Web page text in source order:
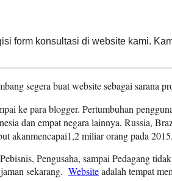
form konsultasi di website kami.
segera buat website sebagai sarana
ke para blogger. Pertumbuhan
dan empatnegara lainnya, Russia,
akanmencapai1,2 miliar orang pada 2015.
Pengusaha, sampai Pedagang
sekarang. Websiteadalah tempat